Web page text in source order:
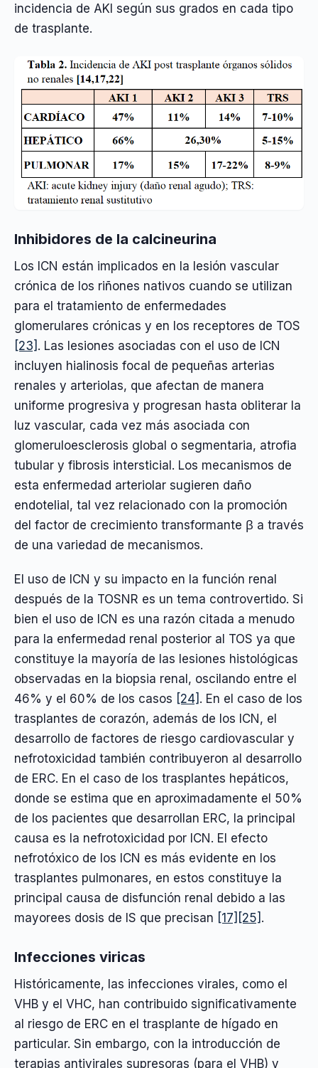
incidencia de AKI según sus grados en cada tipo
de trasplante.
Inhibidores de la calcineurina
Los ICN están implicados en la lesión vascular
crónica de los riñones nativos cuando se utilizan
para el tratamiento de enfermedades
glomerulares crónicas y en los receptores de TOS
[23] . Las lesiones asociadas con el uso de ICN
incluyen hialinosis focal de pequeñas arterias
renales y arteriolas, que afectan de manera
uniforme progresiva y progresan hasta obliterar la
luz vascular, cada vez más asociada con
glomeruloesclerosis global o segmentaria, atrofia
tubular y fibrosis intersticial. Los mecanismos de
esta enfermedad arteriolar sugieren daño
endotelial, tal vez relacionado con la promoción
del factor de crecimiento transformante β a través
de una variedad de mecanismos.
El uso de ICN y su impacto en la función renal
después de la TOSNR es un tema controvertido. Si
bien el uso de ICN es una razón citada a menudo
para la enfermedad renal posterior al TOS ya que
constituye la mayoría de las lesiones histológicas
observadas en la biopsia renal, oscilando entre el
46% y el 60% de los casos [24] . En el caso de los
trasplantes de corazón, además de los ICN, el
desarrollo de factores de riesgo cardiovascular y
nefrotoxicidad también contribuyeron al desarrollo
de ERC. En el caso de los trasplantes hepáticos,
donde se estima que en aproximadamente el 50%
de los pacientes que desarrollan ERC, la principal
causa es la nefrotoxicidad por ICN. El efecto
nefrotóxico de los ICN es más evidente en los
trasplantes pulmonares, en estos constituye la
principal causa de disfunción renal debido a las
mayorees dosis de IS que precisan [17] [25] .
Infecciones viricas
Históricamente, las infecciones virales, como el
VHB y el VHC, han contribuido significativamente
al riesgo de ERC en el trasplante de hígado en
particular. Sin embargo, con la introducción de
terapias antivirales supresoras (para el VHB) y